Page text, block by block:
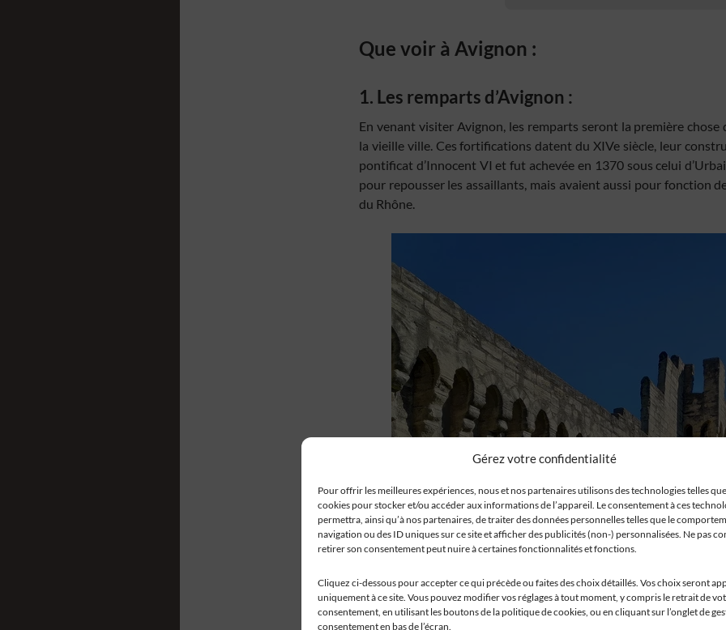
Gérez votre confidentialité
Pour offrir les meilleures expériences, nous et nos partenaires utilisons des technologies telles
cookies pour stocker et/ou accéder aux informations de l’appareil. Le consentement à ces
permettra, ainsi qu’à nos partenaires, de traiter des données personnelles telles que le
navigation ou des ID uniques sur ce site et afficher des publicités (non-) personnalisées. Ne pas
retirer son consentement peut nuire à certaines fonctionnalités et fonctions.
Cliquez ci-dessous pour accepter ce qui précède ou faites des choix détaillés. Vos choix seront
uniquement à ce site. Vous pouvez modifier vos réglages à tout moment, y compris le retrait de
consentement, en utilisant les boutons de la politique de cookies, ou en cliquant sur l’onglet de
consentement en bas de l’écran.
Que voir à Avignon :
1. Les remparts d’Avignon :
En venant visiter Avignon, les remparts seront la première
la vieille ville. Ces fortifications datent du XIVe siècle, leur
pontificat d’Innocent VI et fut achevée en 1370 sous celui
pour repousser les assaillants, mais avaient aussi pour fonction
du Rhône.